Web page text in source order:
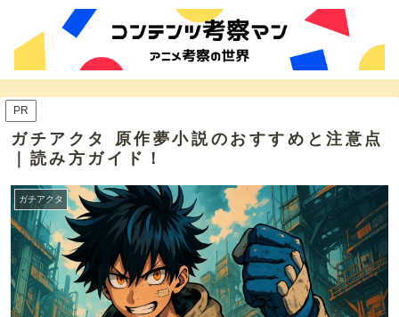
PR
ガチアクタ 原作夢小説のおすすめと注意点
｜読み方ガイド！
ガチアクタ